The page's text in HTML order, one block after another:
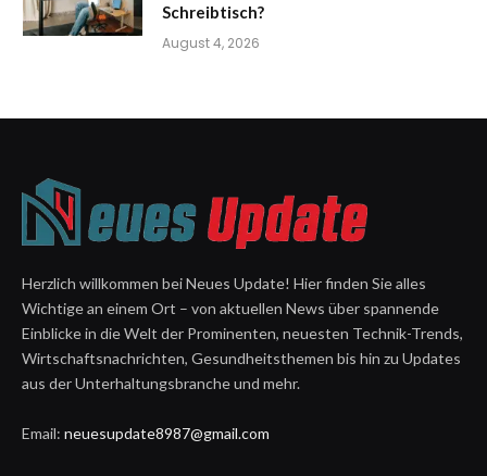
Schreibtisch?
August 4, 2026
Herzlich willkommen bei Neues Update! Hier finden Sie alles
Wichtige an einem Ort – von aktuellen News über spannende
Einblicke in die Welt der Prominenten, neuesten Technik-Trends,
Wirtschaftsnachrichten, Gesundheitsthemen bis hin zu Updates
aus der Unterhaltungsbranche und mehr.
Email: neuesupdate8987@gmail.com